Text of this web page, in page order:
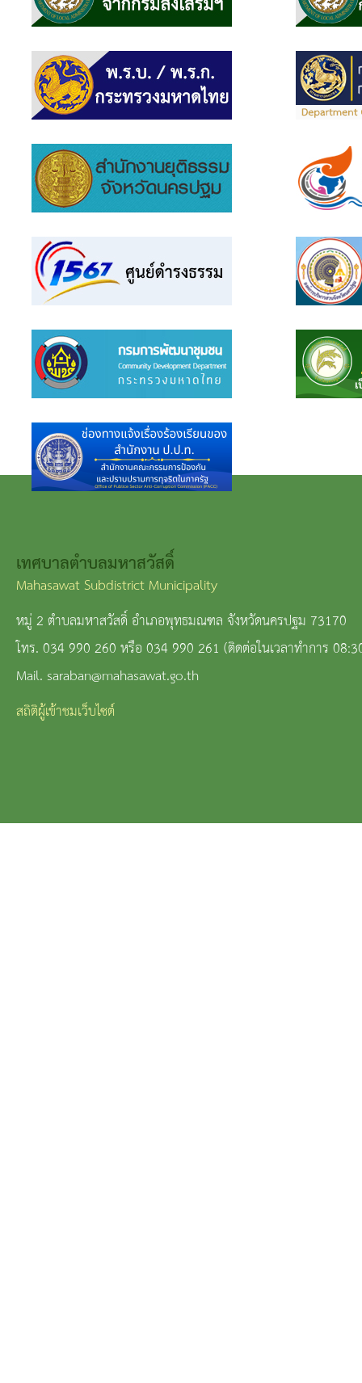
แบบสอบถาม
ความพึง
พอใจ
ติดต่อ
เทศบาลตำบลมหาสวัสดิ์
Mahasawat Subdistrict Municipality
หมู่ 2 ตำบลมหาสวัสดิ์ อำเภอพุทธมณฑล จังหวัดนครปฐม 73170
โทร. 034 990 260 หรือ 034 990 261 (ติดต่อในเวลาทำการ
Mail. saraban@mahasawat.go.th
สถิติผู้เข้าชมเว็บไซต์